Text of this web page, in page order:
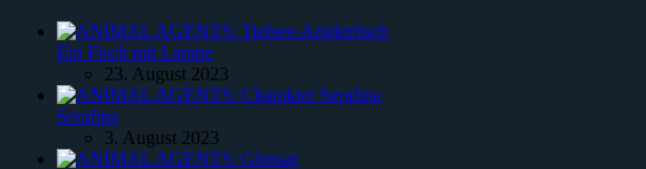
Ein Fisch mit Lampe
23. August 2023
Serafina
3. August 2023